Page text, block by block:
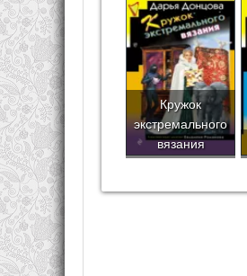
Кружок
экстремального
вязания